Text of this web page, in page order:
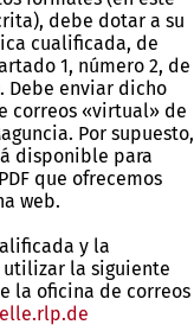
debe dotar a su
cualificada, de
1, número 2, de
Debe enviar dicho
correos «virtual» de
Por supuesto,
disponible para
que ofrecemos
web.
y la
la siguiente
la oficina de correos
de